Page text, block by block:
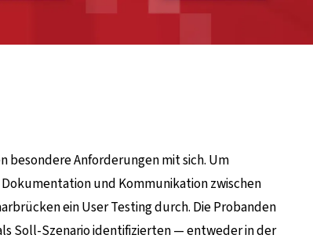
besondere Anforderungen mit sich. Um
und Kommunikation zwischen
ein User Testing durch. Die Probanden
Soll-Szenario identifizierten — entweder in der